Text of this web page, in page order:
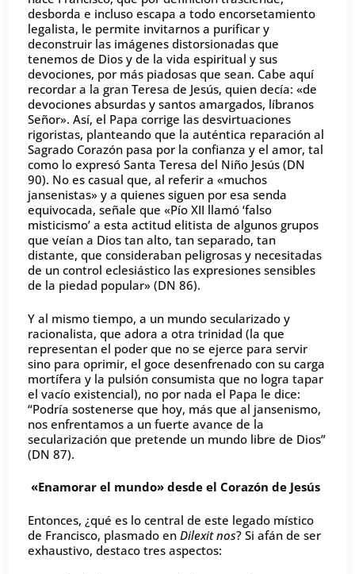
desborda e incluso escapa a todo encorsetamiento
legalista, le permite invitarnos a purificar y
deconstruir las imágenes distorsionadas que
tenemos de Dios y de la vida espiritual y sus
devociones, por más piadosas que sean. Cabe aquí
recordar a la gran Teresa de Jesús, quien decía: «de
devociones absurdas y santos amargados, líbranos
Señor». Así, el Papa corrige las desvirtuaciones
rigoristas, planteando que la auténtica reparación al
Sagrado Corazón pasa por la confianza y el amor, tal
como lo expresó Santa Teresa del Niño Jesús (DN
90). No es casual que, al referir a «muchos
jansenistas» y a quienes siguen por esa senda
equivocada, señale que «Pío XII llamó ‘falso
misticismo’ a esta actitud elitista de algunos grupos
que veían a Dios tan alto, tan separado, tan
distante, que consideraban peligrosas y necesitadas
de un control eclesiástico las expresiones sensibles
de la piedad popular» (DN 86).
Y al mismo tiempo, a un mundo secularizado y
racionalista, que adora a otra trinidad (la que
representan el poder que no se ejerce para servir
sino para oprimir, el goce desenfrenado con su carga
mortífera y la pulsión consumista que no logra tapar
el vacío existencial), no por nada el Papa le dice:
“Podría sostenerse que hoy, más que al jansenismo,
nos enfrentamos a un fuerte avance de la
secularización que pretende un mundo libre de Dios”
(DN 87).
«Enamorar el mundo» desde el Corazón de Jesús
Entonces, ¿qué es lo central de este legado místico
de Francisco, plasmado en Dilexit nos? Si afán de ser
exhaustivo, destaco tres aspectos: